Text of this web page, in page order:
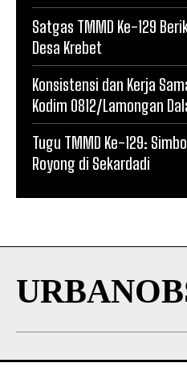
Satgas TMMD Ke-129
Desa Krebet
Konsistensi dan Kerja
Kodim 0812/Lamongan
Tugu TMMD Ke-129:
Royong di Sekardadi